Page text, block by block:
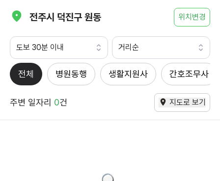
전주시 덕진구 원동 위치변경
도보 30분 이내 거리순
전체 병원동행 생활지원사 간호조무사
주변 일자리 0건 지도로 보기